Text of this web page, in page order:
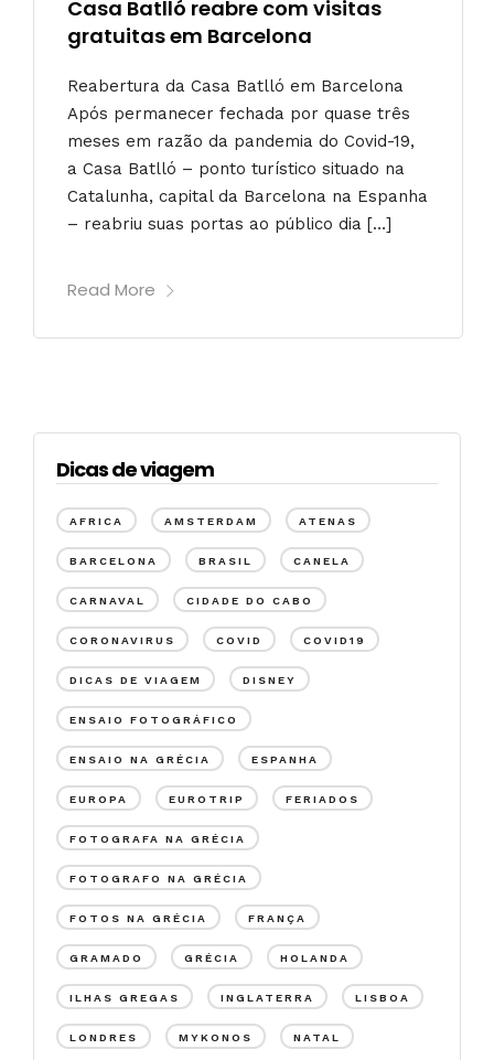
Casa Batlló reabre com visitas
gratuitas em Barcelona
Reabertura da Casa Batlló em Barcelona
Após permanecer fechada por quase três
meses em razão da pandemia do Covid-19,
a Casa Batlló – ponto turístico situado na
Catalunha, capital da Barcelona na Espanha
– ​​reabriu suas portas ao público dia […]
Read More
Dicas de viagem
AFRICA AMSTERDAM ATENAS
BARCELONA BRASIL CANELA
CARNAVAL CIDADE DO CABO
CORONAVIRUS COVID COVID19
DICAS DE VIAGEM DISNEY
ENSAIO FOTOGRÁFICO
ENSAIO NA GRÉCIA ESPANHA
EUROPA EUROTRIP FERIADOS
FOTOGRAFA NA GRÉCIA
FOTOGRAFO NA GRÉCIA
FOTOS NA GRÉCIA FRANÇA
GRAMADO GRÉCIA HOLANDA
ILHAS GREGAS INGLATERRA LISBOA
LONDRES MYKONOS NATAL